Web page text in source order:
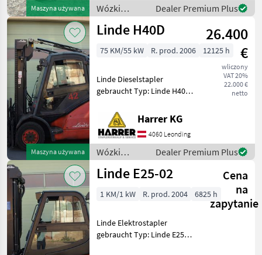
Maszyna używana
Vollkabine mit Heizung,
Seitenschieber
Wózki
widłowe i
technika
/ Linde
Dealer Premium Plus
Maszyna używana
Linde H40D
26.400
€
wliczony
VAT 20%
22.000 €
netto
75 KM/55 kW R. prod. 2006 12125 h
Linde Dieselstapler
gebraucht Typ: Linde H40D
Duplex Mast - Bauhöhe:
2720 mm - Vollkabine inkl.
Heizung - Hubhöhe: 3700
mm
Harrer KG
4060 Leonding
Wózki
widłowe i
technika
/ Linde
Dealer Premium Plus
Linde E25-02
Cena
na
zapytanie
1 KM/1 kW R. prod. 2004 6825 h
Linde Elektrostapler
gebraucht Typ: Linde E25-